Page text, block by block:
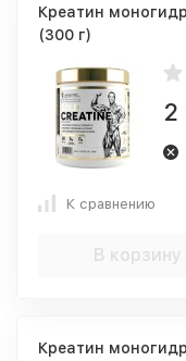
Креатин
(300 г)
2
К сравнению
В корзину
Креатин